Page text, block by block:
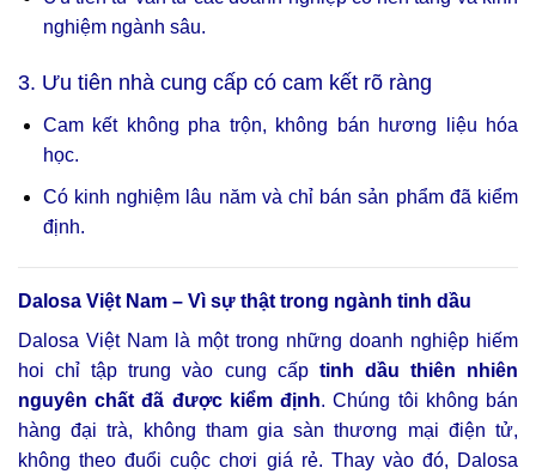
nghiệm ngành sâu.
3. Ưu tiên nhà cung cấp có cam kết rõ ràng
Cam kết không pha trộn, không bán hương liệu hóa
học.
Có kinh nghiệm lâu năm và chỉ bán sản phẩm đã kiểm
định.
Dalosa Việt Nam – Vì sự thật trong ngành tinh dầu
Dalosa Việt Nam là một trong những doanh nghiệp hiếm
hoi chỉ tập trung vào cung cấp tinh dầu thiên nhiên
nguyên chất đã được kiểm định. Chúng tôi không bán
hàng đại trà, không tham gia sàn thương mại điện tử,
không theo đuổi cuộc chơi giá rẻ. Thay vào đó, Dalosa